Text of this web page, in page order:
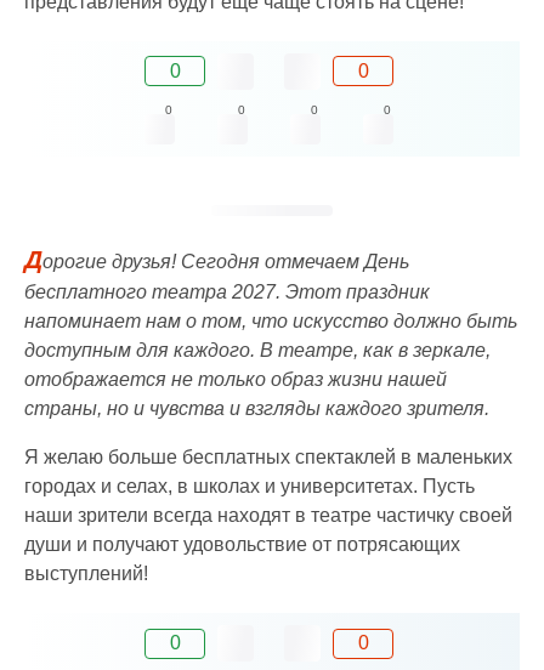
0 0
0 0 0 0
Дорогие друзья! Сегодня отмечаем День
бесплатного театра 2027. Этот праздник
напоминает нам о том, что искусство должно быть
доступным для каждого. В театре, как в зеркале,
отображается не только образ жизни нашей
страны, но и чувства и взгляды каждого зрителя.
Я желаю больше бесплатных спектаклей в маленьких
городах и селах, в школах и университетах. Пусть
наши зрители всегда находят в театре частичку своей
души и получают удовольствие от потрясающих
выступлений!
0 0